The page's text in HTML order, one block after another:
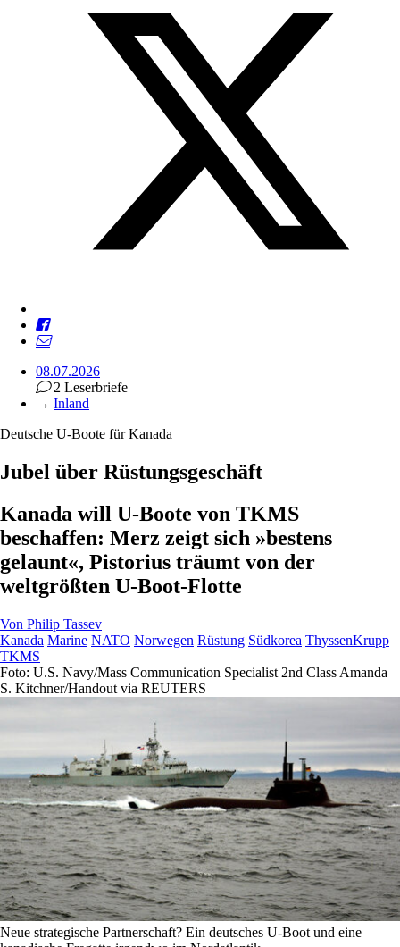
08.07.2026
2 Leserbriefe
→ Inland
Deutsche U-Boote für Kanada
Jubel über Rüstungsgeschäft
Kanada will U-Boote von TKMS
beschaffen: Merz zeigt sich »bestens
gelaunt«, Pistorius träumt von der
weltgrößten U-Boot-Flotte
Von Philip Tassev
Kanada Marine NATO Norwegen Rüstung Südkorea ThyssenKrupp
TKMS
Foto: U.S. Navy/Mass Communication Specialist 2nd Class Amanda
S. Kitchner/Handout via REUTERS
Neue strategische Partnerschaft? Ein deutsches U-Boot und eine